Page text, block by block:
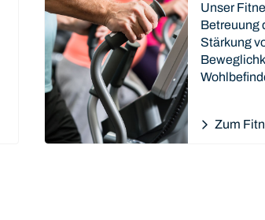
Unser
Betreuung
Stärkung
Zum